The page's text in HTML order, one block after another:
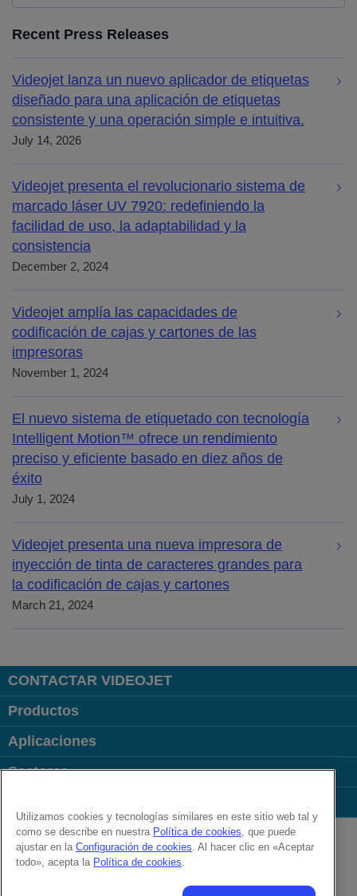
Recent Press Releases
Videojet lanza un nuevo aplicador de etiquetas
diseñado para una aplicación de etiquetas
consistente y una operación simple e intuitiva.
July 14, 2026
Videojet presenta el revolucionario sistema de
marcado láser UV 7920: redefiniendo la
facilidad de uso, la adaptabilidad y la
consistencia
December 2, 2024
Videojet amplía las capacidades de
codificación de cajas y cartones de las
impresoras
November 1, 2024
El nuevo sistema de etiquetado con tecnología
Intelligent Motion™ ofrece un rendimiento
preciso y eficiente basado en diez años de
éxito
July 1, 2024
Videojet presenta una nueva impresora de
inyección de tinta de caracteres grandes para
la codificación de cajas y cartones
March 21, 2024
CONTACTAR VIDEOJET
Productos
Aplicaciones
Sectores
Follow us on:
Política de cookies
Utilizamos cookies y tecnologías similares en este sitio web tal y
como se describe en nuestra Política de cookies, que puede
ajustar en la Configuración de cookies. Al hacer clic en «Aceptar
todo», acepta la Política de cookies.